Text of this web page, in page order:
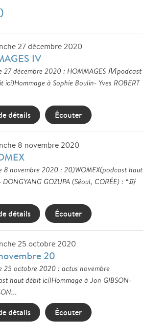
27 décembre 2020
IV
27 décembre 2020 : HOMMAGES Ⅳ(podcast
ici)Hommage à Sophie Boulin- Yves ROBERT
détails Écouter
8 novembre 2020
8 novembre 2020 : 20)WOMEX(podcast haut
GOZUPA (Séoul, CORÉE) : “파
détails Écouter
25 octobre 2020
20
25 octobre 2020 : actus novembre
haut débit ici)Hommage à Jon GIBSON-
détails Écouter